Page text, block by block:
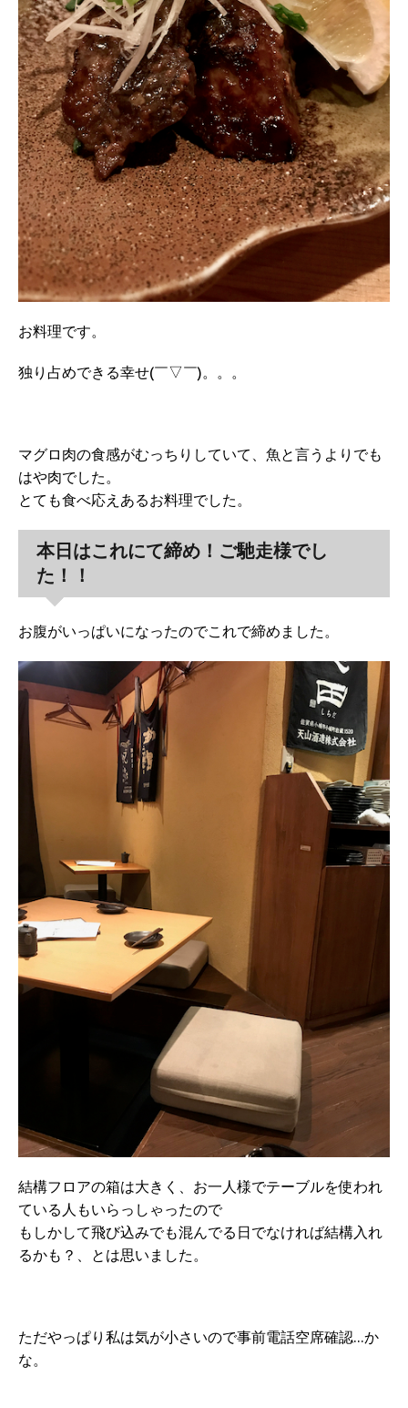
お料理です。
独り占めできる幸せ(￣▽￣)。。。
マグロ肉の食感がむっちりしていて、魚と言うよりでも
はや肉でした。
とても食べ応えあるお料理でした。
本日はこれにて締め！ご馳走様でし
た！！
お腹がいっぱいになったのでこれで締めました。
結構フロアの箱は大きく、お一人様でテーブルを使われ
ている人もいらっしゃったので
もしかして飛び込みでも混んでる日でなければ結構入れ
るかも？、とは思いました。
ただやっぱり私は気が小さいので事前電話空席確認…か
な。